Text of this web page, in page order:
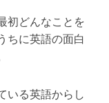
初どんなことを
ちに英語の面白
いる英語からし